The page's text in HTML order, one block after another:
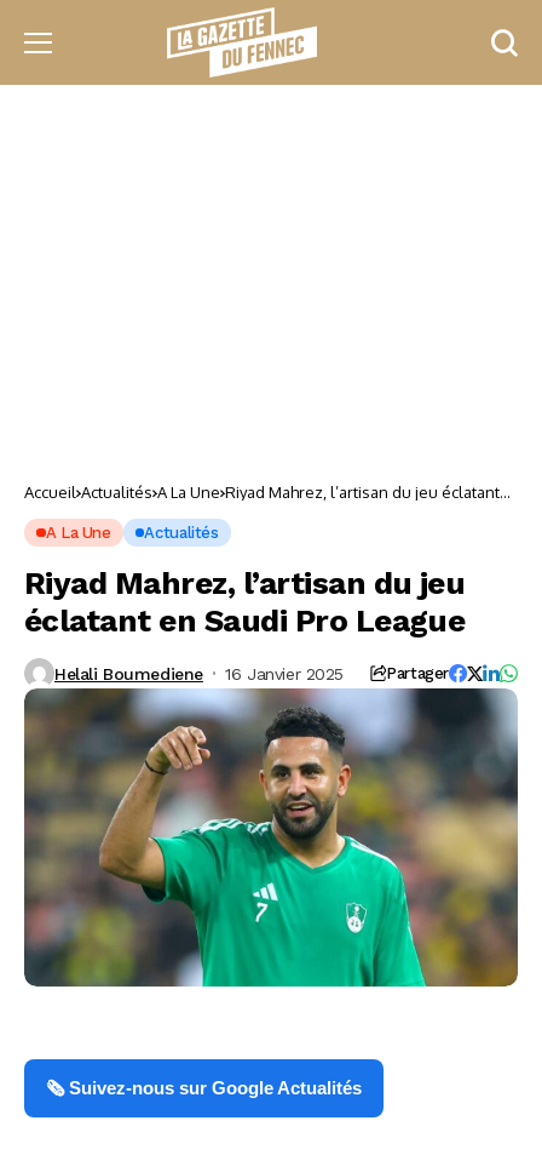
Accueil Actualités A La Une Riyad Mahrez, l’artisan du jeu éclatant
A La Une Actualités
Riyad Mahrez, l’artisan du jeu
éclatant en Saudi Pro League
Helali Boumediene 16 Janvier 2025 Partager
🗞️ Suivez-nous sur Google Actualités